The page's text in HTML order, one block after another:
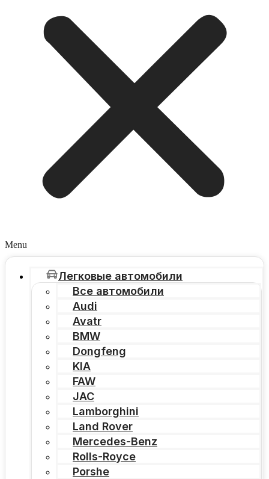
Menu
Легковые автомобили
Все автомобили
Audi
Avatr
BMW
Dongfeng
KIA
FAW
JAC
Lamborghini
Land Rover
Mercedes-Benz
Rolls-Royce
Porshe